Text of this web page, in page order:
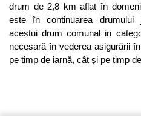
drum de 2,8 km aflat în
este în continuarea drumului
acestui drum comunal in
necesară în vederea asigurării
pe timp de iarnă, cât şi pe timp